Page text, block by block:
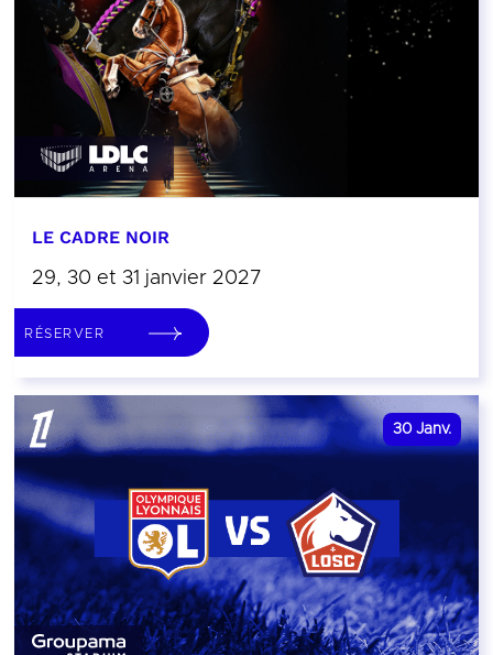
LE CADRE NOIR
29, 30 et 31 janvier 2027
RÉSERVER
30 Janv.